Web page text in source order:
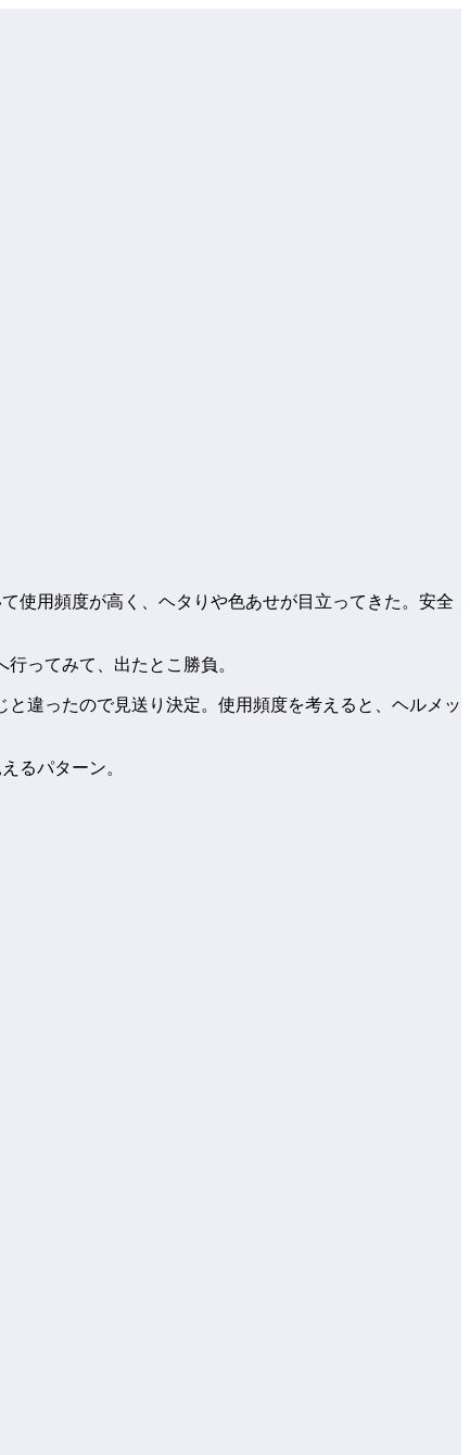
使用頻度が高く、ヘタりや色あせが目立ってきた。安全
ってみて、出たとこ勝負。
違ったので見送り決定。使用頻度を考えると、ヘルメッ
るパターン。